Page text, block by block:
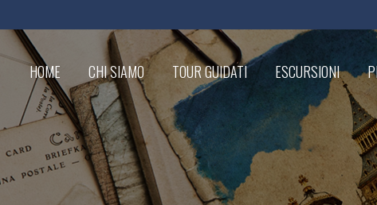
HOME CHI SIAMO TOUR GUIDATI ESCURSIONI